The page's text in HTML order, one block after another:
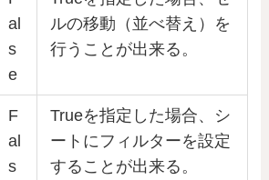
al
s
e
ルの移動（並べ替え）を
行うことが出来る。
F
al
s
Trueを指定した場合、シ
ートにフィルターを設定
することが出来る。